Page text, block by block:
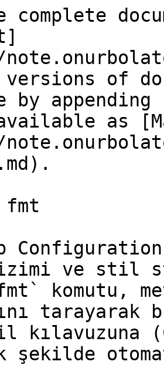
complete
versions of
by
as
fmt
ve stil
komutu,
tarayarak
kılavuzuna
şekilde